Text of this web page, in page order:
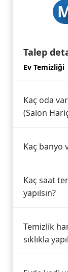
Talep
Ev Temizliği
Kaç oda
(Salon
Kaç banyo
Kaç saat
yapılsın?
Temizlik
sıklıkla